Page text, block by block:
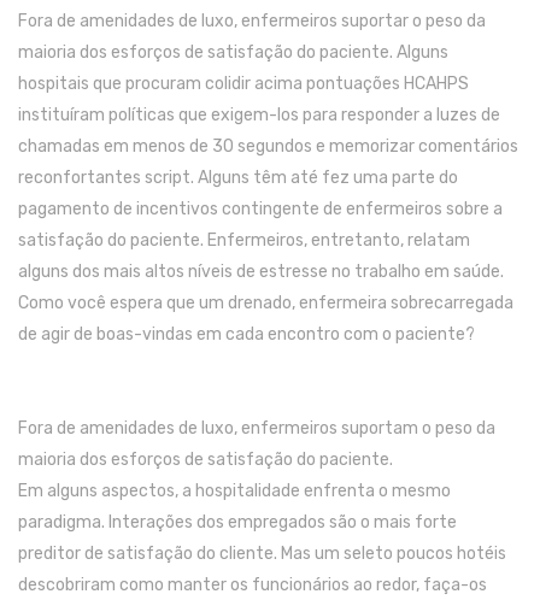
Fora de amenidades de luxo, enfermeiros suportar o peso da
maioria dos esforços de satisfação do paciente. Alguns
hospitais que procuram colidir acima pontuações HCAHPS
instituíram políticas que exigem-los para responder a luzes de
chamadas em menos de 30 segundos e memorizar comentários
reconfortantes script. Alguns têm até fez uma parte do
pagamento de incentivos contingente de enfermeiros sobre a
satisfação do paciente. Enfermeiros, entretanto, relatam
alguns dos mais altos níveis de estresse no trabalho em saúde.
Como você espera que um drenado, enfermeira sobrecarregada
de agir de boas-vindas em cada encontro com o paciente?
Fora de amenidades de luxo, enfermeiros suportam o peso da
maioria dos esforços de satisfação do paciente.
Em alguns aspectos, a hospitalidade enfrenta o mesmo
paradigma. Interações dos empregados são o mais forte
preditor de satisfação do cliente. Mas um seleto poucos hotéis
descobriram como manter os funcionários ao redor, faça-os